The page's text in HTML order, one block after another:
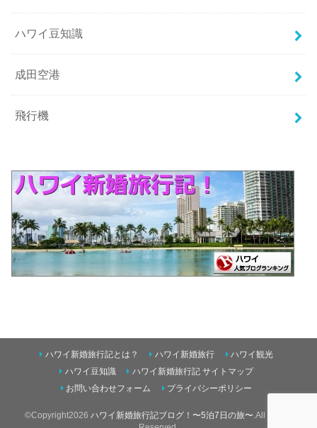
ハワイ豆知識
成田空港
飛行機
ハワイ新婚旅行記とは？ ハワイ新婚旅行
ハワイ観光
ハワイ豆知識
ハワイ新婚旅行記 サイトマップ
お問い合わせフォーム
プライバシーポリシー
©Copyright2026 ハワイ新婚旅行記ブログ！〜5泊7日の旅〜 .All Rights